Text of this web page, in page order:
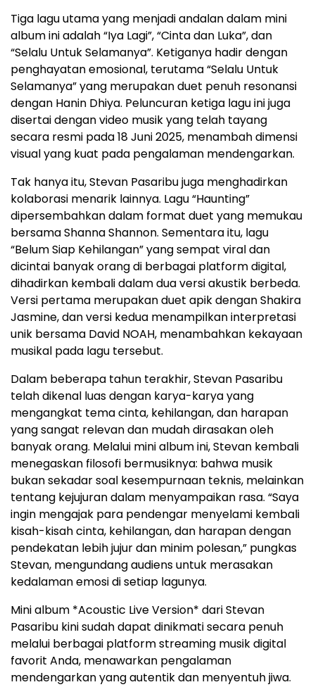
Tiga lagu utama yang menjadi andalan dalam mini
album ini adalah “Iya Lagi”, “Cinta dan Luka”, dan
“Selalu Untuk Selamanya”. Ketiganya hadir dengan
penghayatan emosional, terutama “Selalu Untuk
Selamanya” yang merupakan duet penuh resonansi
dengan Hanin Dhiya. Peluncuran ketiga lagu ini juga
disertai dengan video musik yang telah tayang
secara resmi pada 18 Juni 2025, menambah dimensi
visual yang kuat pada pengalaman mendengarkan.
Tak hanya itu, Stevan Pasaribu juga menghadirkan
kolaborasi menarik lainnya. Lagu “Haunting”
dipersembahkan dalam format duet yang memukau
bersama Shanna Shannon. Sementara itu, lagu
“Belum Siap Kehilangan” yang sempat viral dan
dicintai banyak orang di berbagai platform digital,
dihadirkan kembali dalam dua versi akustik berbeda.
Versi pertama merupakan duet apik dengan Shakira
Jasmine, dan versi kedua menampilkan interpretasi
unik bersama David NOAH, menambahkan kekayaan
musikal pada lagu tersebut.
Dalam beberapa tahun terakhir, Stevan Pasaribu
telah dikenal luas dengan karya-karya yang
mengangkat tema cinta, kehilangan, dan harapan
yang sangat relevan dan mudah dirasakan oleh
banyak orang. Melalui mini album ini, Stevan kembali
menegaskan filosofi bermusiknya: bahwa musik
bukan sekadar soal kesempurnaan teknis, melainkan
tentang kejujuran dalam menyampaikan rasa. “Saya
ingin mengajak para pendengar menyelami kembali
kisah-kisah cinta, kehilangan, dan harapan dengan
pendekatan lebih jujur dan minim polesan,” pungkas
Stevan, mengundang audiens untuk merasakan
kedalaman emosi di setiap lagunya.
Mini album *Acoustic Live Version* dari Stevan
Pasaribu kini sudah dapat dinikmati secara penuh
melalui berbagai platform streaming musik digital
favorit Anda, menawarkan pengalaman
mendengarkan yang autentik dan menyentuh jiwa.